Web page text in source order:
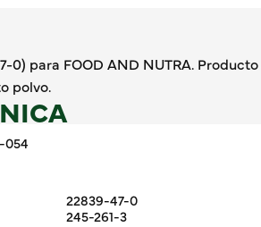
0) para FOOD AND NUTRA.
polvo.
054
22839-47-0
245-261-3